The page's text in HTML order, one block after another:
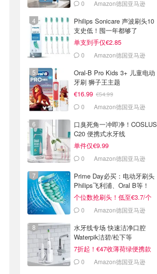
0 Amazon德国亚马逊
Philips Sonicare 声波刷头10
支史低！囤一年都够了
单支到手仅€2.85
0 Amazon德国亚马逊
Oral-B Pro Kids 3+ 儿童电动
牙刷 狮子王主题
€16.99 €54.99
0 Amazon德国亚马逊
口臭死角一冲即净！COSLUS
C20 便携式水牙线
单件仅€9.99
0 Amazon德国亚马逊
Prime Day必买：电动牙刷头
Philips飞利浦、Oral B等！
个位数抢刷头！低至€3.7/个
0 Amazon德国亚马逊
水牙线专场 快速洁净口腔
Waterpik洁碧/松下等
7折起！€47收薄荷绿便携款
0 Amazon德国亚马逊